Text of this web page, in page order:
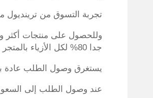
تجربة التسوق من ترينديول
وللحصول على منتجات
جدا 80% لكل الأزياء بالمتجر
يستغرق وصول الطلب عادة بين 7 إلى 21 يومًا حسب سرعة الشحن وخدمة
عند وصول الطلب إلى